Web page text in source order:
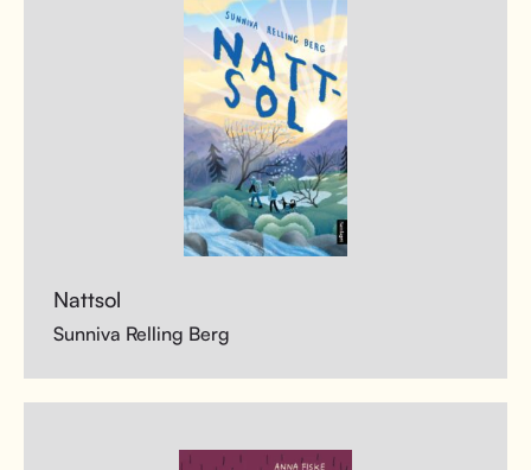
Nattsol
Sunniva Relling Berg